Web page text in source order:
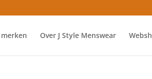
Over J Style Menswear